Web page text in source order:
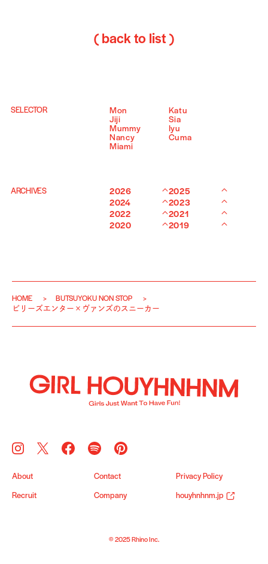
( back to list )
SELECTOR Mon
Katu
Jiji
Sia
Mummy
Iyu
Nancy
Cuma
Miami
ARCHIVES 2026
2025
2024
2023
2022
2021
2020
2019
HOME
BUTSUYOKU NON STOP
ビリーズエンター×ヴァンズのスニーカー
About Contact Privacy Policy
Recruit Company houyhnhnm.jp
© 2025 Rhino Inc.